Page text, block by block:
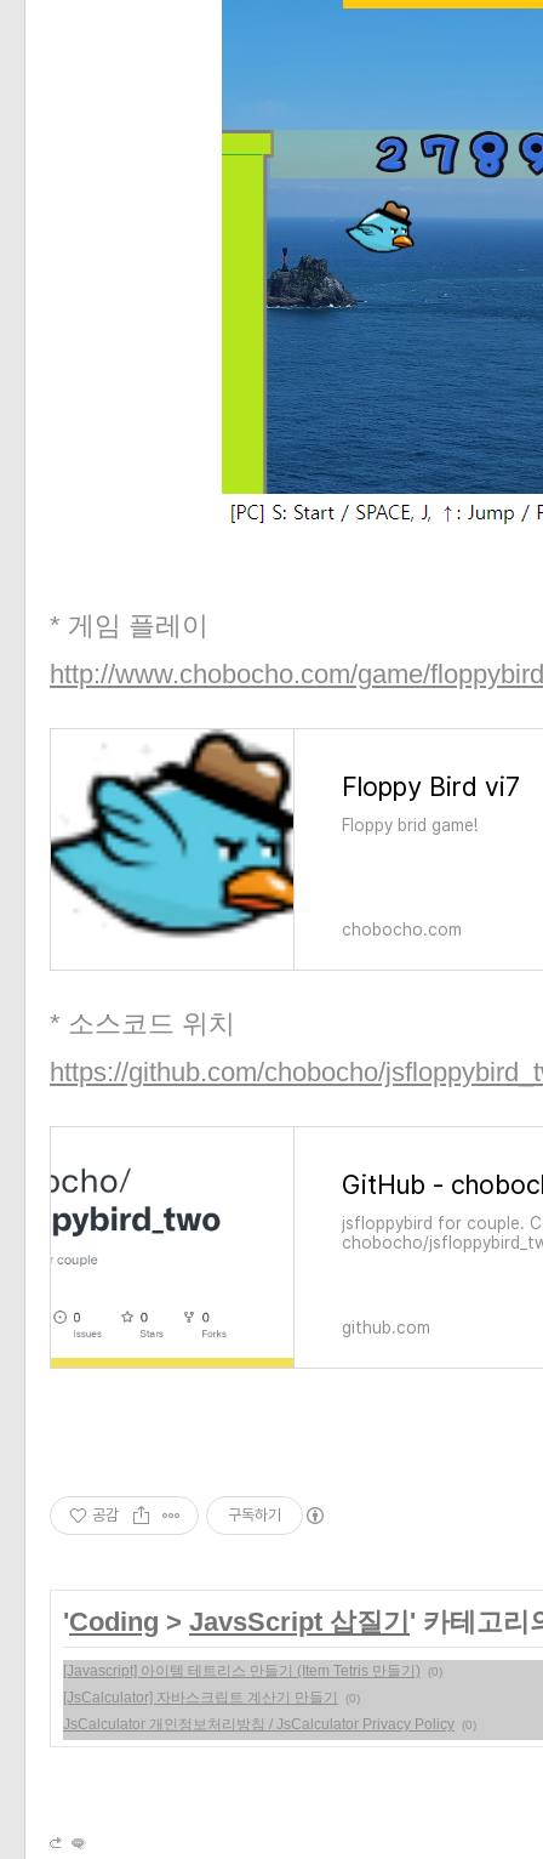
* 게임 플레이
http://www.chobocho.com/game/
Floppy Bird vi7
Floppy brid game!
chobocho.com
* 소스코드 위치
https://github.com/chobocho/
jsfloppybird for couple.
chobocho/
github.com
공감 구독하기
'Coding > JavsScript 삽질기 ' 카테고리
[Javascript] 아이템 테트리스 만들기 (Item Tetris 만들기) (0)
[JsCalculator] 자바스크립트 계산기 만들기 (0)
JsCalculator 개인정보처리방침 / JsCalculator Privacy Policy (0)